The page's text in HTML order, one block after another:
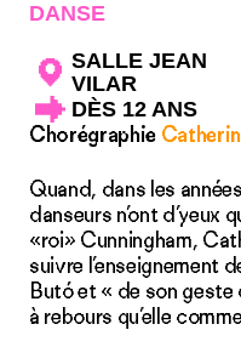
DANSE
SALLE JEAN
VILAR
DÈS 12 ANS
Chorégraphie
Quand, dans les
danseurs n’ont d’yeux
«roi» Cunningham,
suivre l’enseignement
Butó et « de son geste
à rebours qu’elle